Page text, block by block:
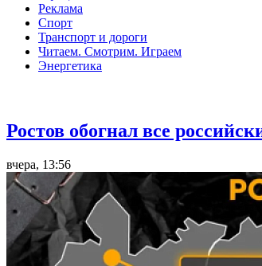
Реклама
Спорт
Транспорт и дороги
Читаем. Смотрим. Играем
Энергетика
Ростов обогнал все
вчера, 13:56